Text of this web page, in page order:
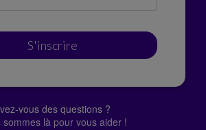
S'inscrire
vous des questions ?
sommes là pour vous aider !